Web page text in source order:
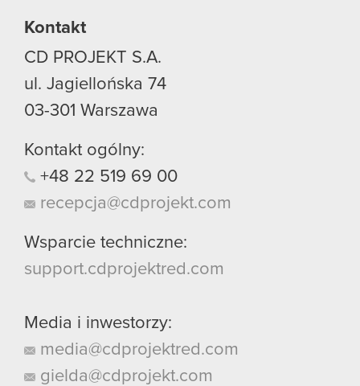
Kontakt
CD PROJEKT S.A.
ul. Jagiellońska 74
03-301 Warszawa
Kontakt ogólny:
+48 22 519 69 00
recepcja@cdprojekt.com
Wsparcie techniczne:
support.cdprojektred.com
Media i inwestorzy:
media@cdprojektred.com
gielda@cdprojekt.com